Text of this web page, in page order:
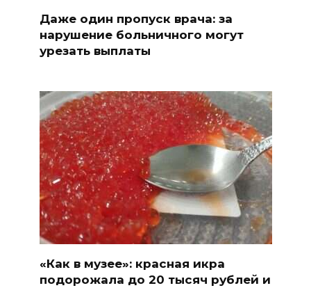
Даже один пропуск врача: за
нарушение больничного могут
урезать выплаты
«Как в музее»: красная икра
подорожала до 20 тысяч рублей и